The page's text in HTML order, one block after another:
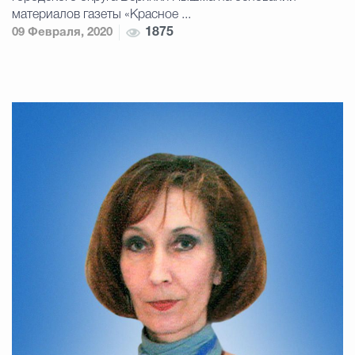
материалов газеты «Красное ...
09 Февраля, 2020
1875